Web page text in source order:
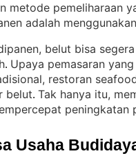
metode pemeliharaan
adalah
belut bisa
. Upaya pemasaran
restoran
belut. Tak hanya itu,
peningkatan
Usaha